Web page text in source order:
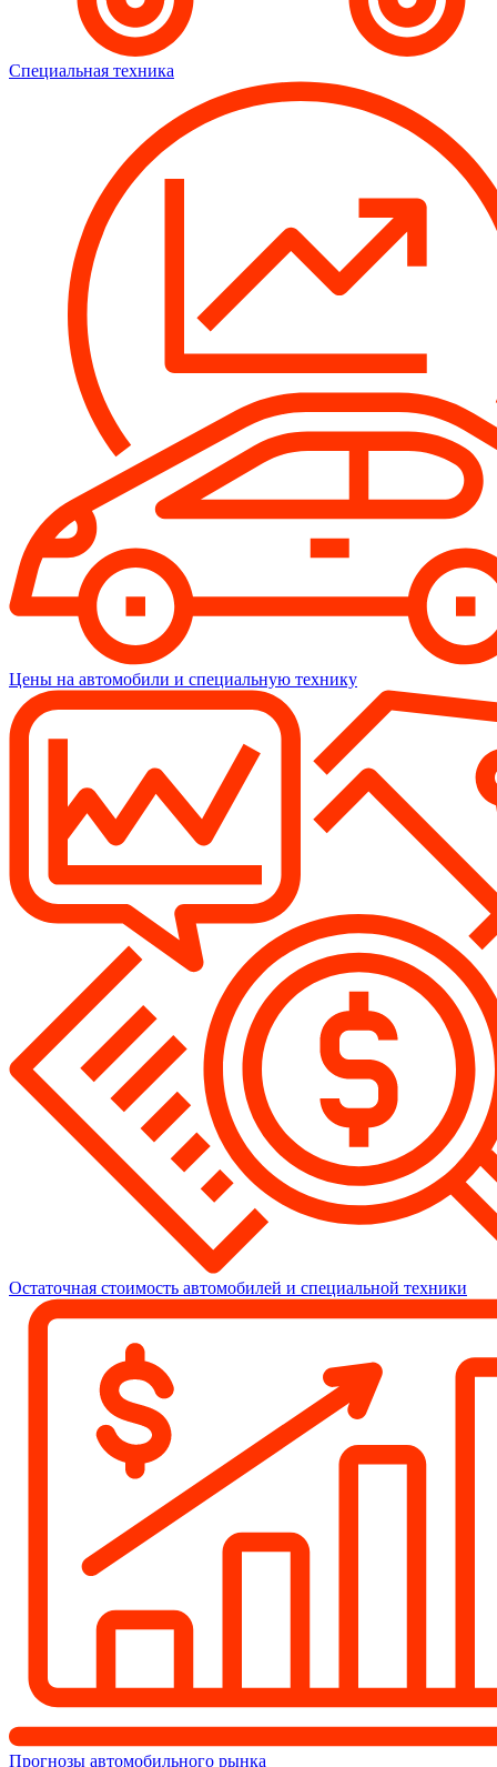
Специальная техника
Цены на автомобили и специальную технику
Остаточная стоимость автомобилей и специальной техники
Прогнозы автомобильного рынка